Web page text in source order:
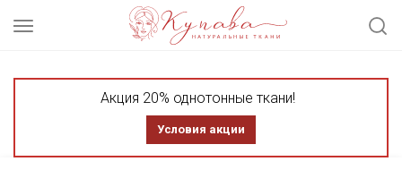
Акция 20% однотонные ткани!
Условия акции